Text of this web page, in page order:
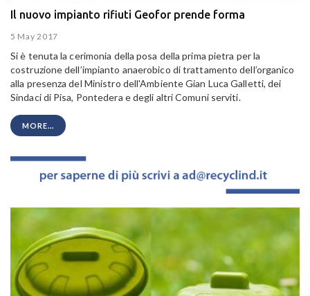
Il nuovo impianto rifiuti Geofor prende forma
5 May 2017
Si è tenuta la cerimonia della posa della prima pietra per la
costruzione dell’impianto anaerobico di trattamento dell’organico
alla presenza del Ministro dell'Ambiente Gian Luca Galletti, dei
Sindaci di Pisa, Pontedera e degli altri Comuni serviti.
MORE...